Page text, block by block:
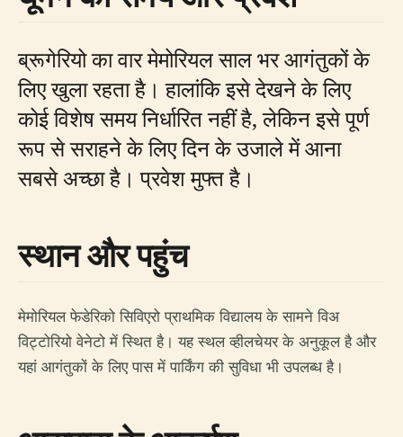
ब्रूगेरियो का वार मेमोरियल साल भर आगंतुकों के
लिए खुला रहता है। हालांकि इसे देखने के लिए
कोई विशेष समय निर्धारित नहीं है, लेकिन इसे पूर्ण
रूप से सराहने के लिए दिन के उजाले में आना
सबसे अच्छा है। प्रवेश मुफ्त है।
स्थान और पहुंच
मेमोरियल फेडेरिको सिविएरो प्राथमिक विद्यालय के सामने विअ
विट्टोरियो वेनेटो में स्थित है। यह स्थल व्हीलचेयर के अनुकूल है और
यहां आगंतुकों के लिए पास में पार्किंग की सुविधा भी उपलब्ध है।